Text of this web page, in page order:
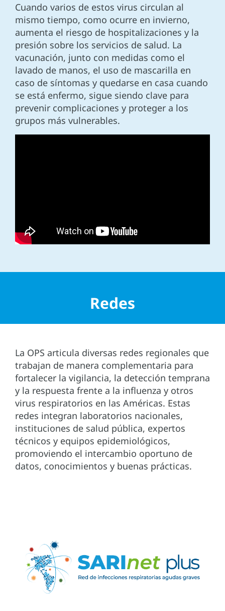
Cuando varios de estos virus circulan al
mismo tiempo, como ocurre en invierno,
aumenta el riesgo de hospitalizaciones y la
presión sobre los servicios de salud. La
vacunación, junto con medidas como el
lavado de manos, el uso de mascarilla en
caso de síntomas y quedarse en casa cuando
se está enfermo, sigue siendo clave para
prevenir complicaciones y proteger a los
grupos más vulnerables.
Redes
La OPS articula diversas redes regionales que
trabajan de manera complementaria para
fortalecer la vigilancia, la detección temprana
y la respuesta frente a la influenza y otros
virus respiratorios en las Américas. Estas
redes integran laboratorios nacionales,
instituciones de salud pública, expertos
técnicos y equipos epidemiológicos,
promoviendo el intercambio oportuno de
datos, conocimientos y buenas prácticas.